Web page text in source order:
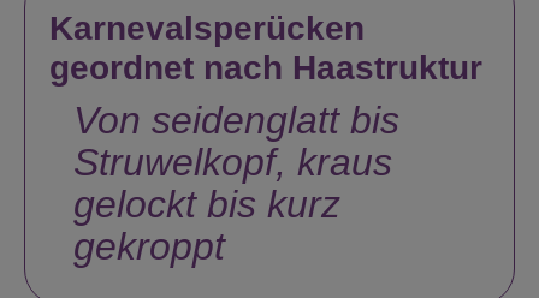
Karnevalsperücken
geordnet nach Haastruktur
Von seidenglatt bis
Struwelkopf, kraus
gelockt bis kurz
gekroppt